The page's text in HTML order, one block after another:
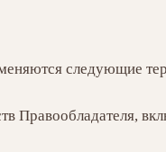
следующие
Правообладателя,